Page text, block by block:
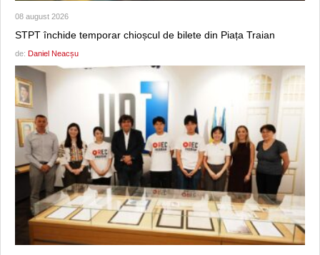
08 august 2026
STPT închide temporar chioșcul de bilete din Piața Traian
de: Daniel Neacșu